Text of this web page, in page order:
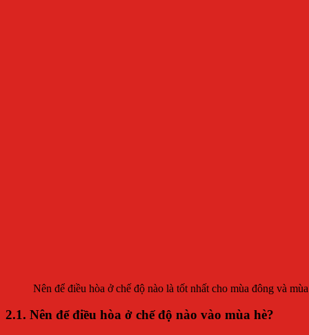
Nên để điều hòa ở chế độ nào là tốt nhất cho mùa đông và
2.1. Nên để điều hòa ở chế độ nào vào mùa hè?